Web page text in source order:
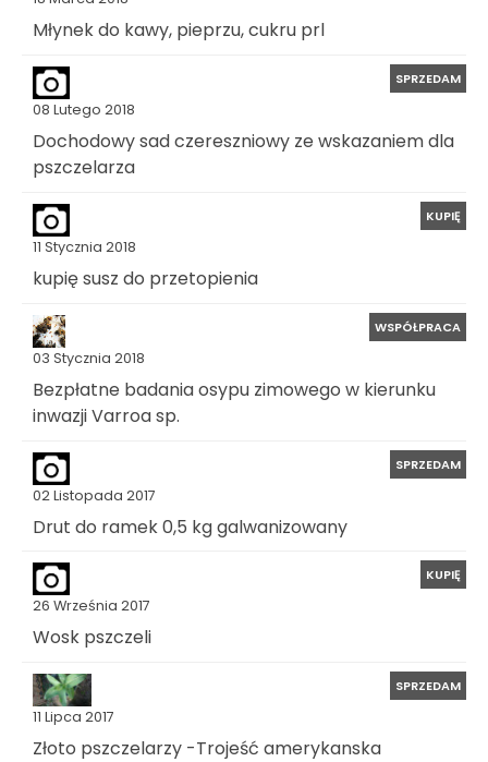
Młynek do kawy, pieprzu, cukru prl
08 Lutego 2018
SPRZEDAM
Dochodowy sad czereszniowy ze wskazaniem dla
pszczelarza
11 Stycznia 2018
KUPIĘ
kupię susz do przetopienia
03 Stycznia 2018
WSPÓŁPRACA
Bezpłatne badania osypu zimowego w kierunku
inwazji Varroa sp.
02 Listopada 2017
SPRZEDAM
Drut do ramek 0,5 kg galwanizowany
26 Września 2017
KUPIĘ
Wosk pszczeli
11 Lipca 2017
SPRZEDAM
Złoto pszczelarzy -Trojeść amerykanska